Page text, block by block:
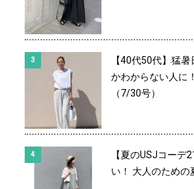
【40代50代】猛
かわからない人に
（7/30号）
【夏のUSJコーデ
い！ 大人のための